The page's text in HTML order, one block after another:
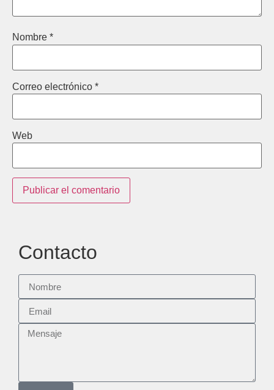
Nombre *
Correo electrónico *
Web
Contacto